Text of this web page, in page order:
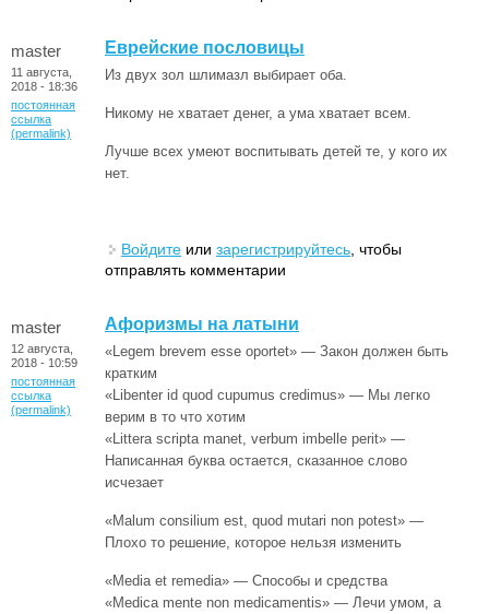
master
11 августа,
2018 - 18:36
постоянная
ссылка
(permalink)
Еврейские пословицы
Из двух зол шлимазл выбирает оба.
Никому не хватает денег, а ума хватает всем.
Лучше всех умеют воспитывать детей те, у кого их
нет.
Войдите или зарегистрируйтесь , чтобы
отправлять комментарии
master
12 августа,
2018 - 10:59
постоянная
ссылка
(permalink)
Афоризмы на латыни
«Legem brevem esse oportet» — Закон должен быть
кратким
«Libenter id quod cupumus credimus» — Мы легко
верим в то что хотим
«Littera scripta manet, verbum imbelle perit» —
Написанная буква остается, сказанное слово
исчезает
«Malum consilium est, quod mutari non potest» —
Плохо то решение, которое нельзя изменить
«Media et remedia» — Способы и средства
«Medica mente non medicamentis» — Лечи умом, а